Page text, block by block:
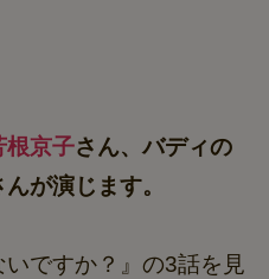
根京子さん、バディの
んが演じます。
いですか？』の3話を見